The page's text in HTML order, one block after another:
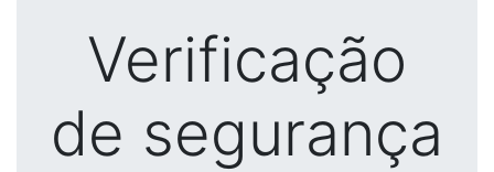
Verificação
de segurança